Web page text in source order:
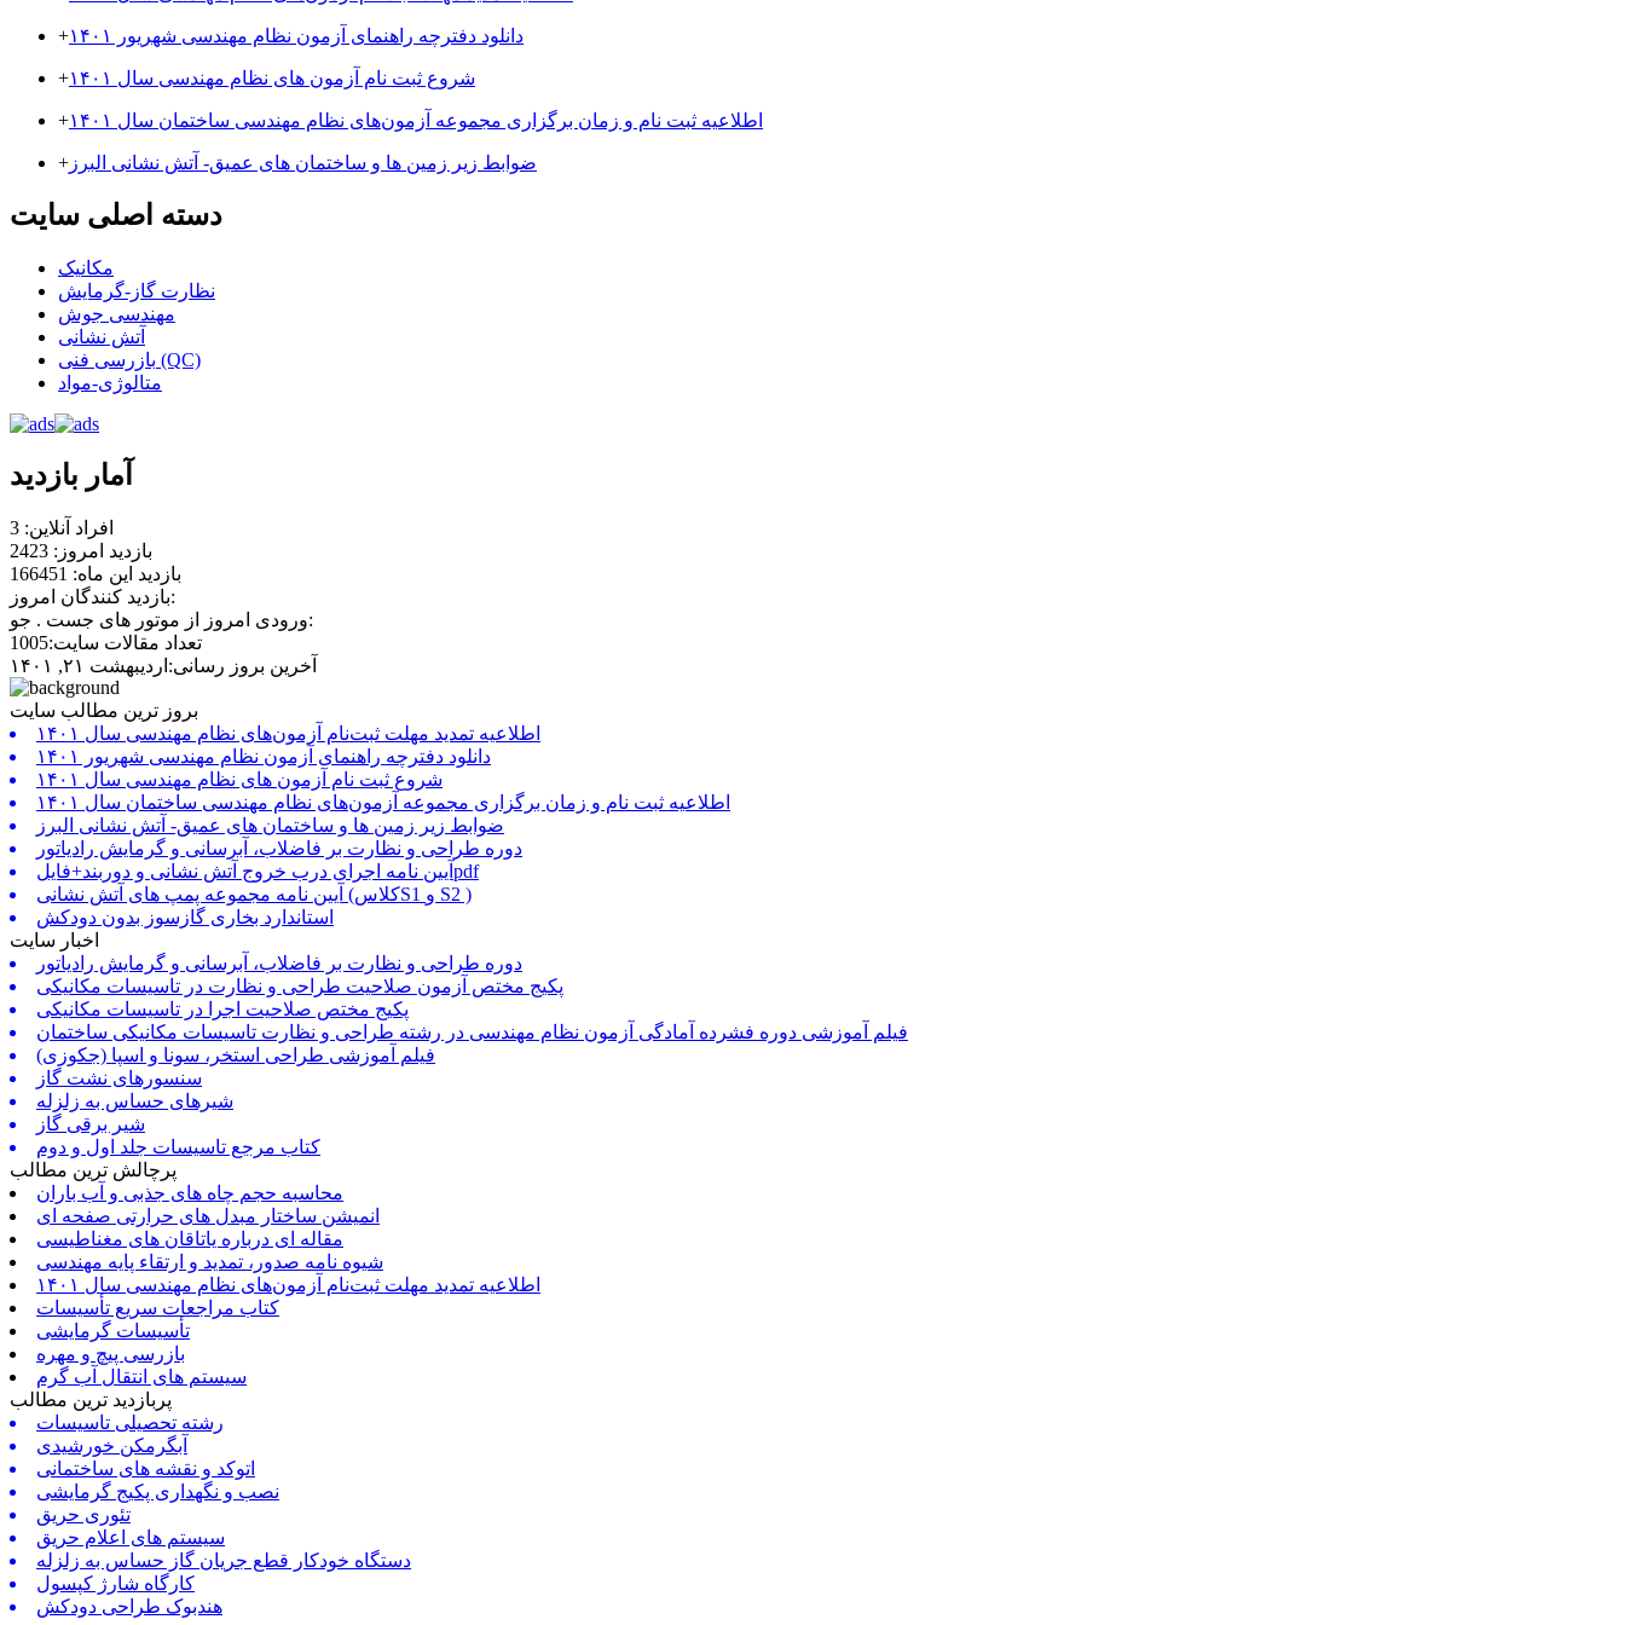
+ دانلود دفترچه راهنمای آزمون نظام مهندسی شهریور ۱۴۰۱
+ شروع ثبت نام آزمون های نظام مهندسی سال ۱۴۰۱
+ اطلاعیه ثبت نام و زمان برگزاری مجموعه آزمون‌های نظام مهندسی ساختمان سال ۱۴۰۱
+ ضوابط زیر زمین ها و ساختمان های عمیق- آتش نشانی البرز
دسته اصلی سایت
مکانیک
نظارت گاز-گرمایش
مهندسی جوش
آتش نشانی
بازرسی فنی (QC)
متالوژی-مواد
آمار بازدید
افراد آنلاین: 3
بازدید امروز: 2423
بازدید این ماه: 166451
بازدید کنندگان امروز:
ورودی امروز از موتور های جست . جو:
تعداد مقالات سایت:1005
آخرین بروز رسانی:اردیبهشت ۲۱, ۱۴۰۱
بروز ترین مطالب سایت
اطلاعیه تمدید مهلت ثبت‌نام آزمون‌های نظام مهندسی سال ۱۴۰۱
دانلود دفترچه راهنمای آزمون نظام مهندسی شهریور ۱۴۰۱
شروع ثبت نام آزمون های نظام مهندسی سال ۱۴۰۱
اطلاعیه ثبت نام و زمان برگزاری مجموعه آزمون‌های نظام مهندسی ساختمان سال ۱۴۰۱
ضوابط زیر زمین ها و ساختمان های عمیق- آتش نشانی البرز
دوره طراحی و نظارت بر فاضلاب، آبرسانی و گرمایش رادیاتور
آیین نامه اجرای درب خروج آتش نشانی و دوربند+فایلpdf
آیین نامه مجموعه پمپ های آتش نشانی (کلاسS1 و S2 )
استاندارد بخاری گازسوز بدون دودکش
اخبار سایت
دوره طراحی و نظارت بر فاضلاب، آبرسانی و گرمایش رادیاتور
پکیج مختص آزمون صلاحیت طراحی و نظارت در تاسیسات مکانیکی
پکیج مختص صلاحیت اجرا در تاسیسات مکانیکی
فیلم آموزشی دوره فشرده آمادگی آزمون نظام مهندسی در رشته طراحی و نظارت تاسیسات مکانیکی ساختمان
فیلم آموزشی طراحی استخر، سونا و اسپا (جکوزی)
سنسورهای نشت گاز
شیرهای حساس به زلزله
شیر برقی گاز
کتاب مرجع تاسیسات جلد اول و دوم
پرچالش ترین مطالب
محاسبه حجم چاه های جذبی و آب باران
انمیشن ساختار مبدل های حرارتی صفحه ای
مقاله ای درباره یاتاقان های مغناطیسی
شیوه نامه صدور، تمدید و ارتقاء پایه مهندسی
اطلاعیه تمدید مهلت ثبت‌نام آزمون‌های نظام مهندسی سال ۱۴۰۱
کتاب مراجعات سریع تأسیسات
تأسیسات گرمایشی
بازرسی پیچ و مهره
سیستم های انتقال آب گرم
پربازدید ترین مطالب
رشته تحصیلی تاسیسات
آبگرمکن خورشیدی
اتوکد و نقشه های ساختمانی
نصب و نگهداری پکیج گرمایشی
تئوری حریق
سیستم های اعلام حریق
دستگاه خودکار قطع جریان گاز حساس به زلزله
کارگاه شارژ کپسول
هندبوک طراحی دودکش